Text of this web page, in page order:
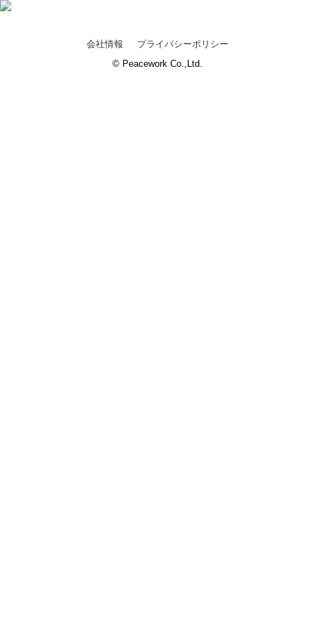
会社情報
プライバシーポリシー
© Peacework Co.,Ltd.